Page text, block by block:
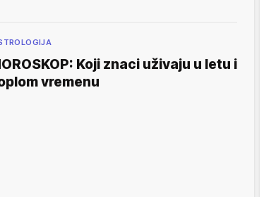
Koji znaci uživaju u letu i
vremenu